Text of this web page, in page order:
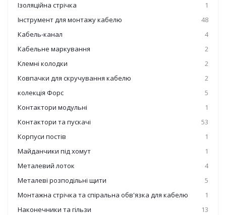
Ізоляційна стрічка
1
Інструмент для монтажу кабелю
48
Кабель-канал
4
Кабельне маркування
2
Клемні колодки
2
Ковпачки для скручування кабелю
2
колекція Форс
5
Контактори модульні
1
Контактори та пускачі
53
Корпуси постів
1
Майданчики під хомут
1
Металевий лоток
4
Металеві розподільні щити
5
Монтажна стрічка та спіральна обв'язка для кабелю
1
Наконечники та гільзи
13